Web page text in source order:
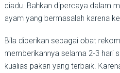
diadu. Bahkan dipercaya dalam
ayam yang bermasalah karena
Bila diberikan sebagai obat
memberikannya selama 2-3 hari
kualias pakan yang terbaik.